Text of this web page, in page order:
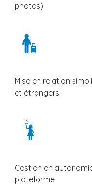
photos)
Mise en relation
et étrangers
Gestion en
plateforme